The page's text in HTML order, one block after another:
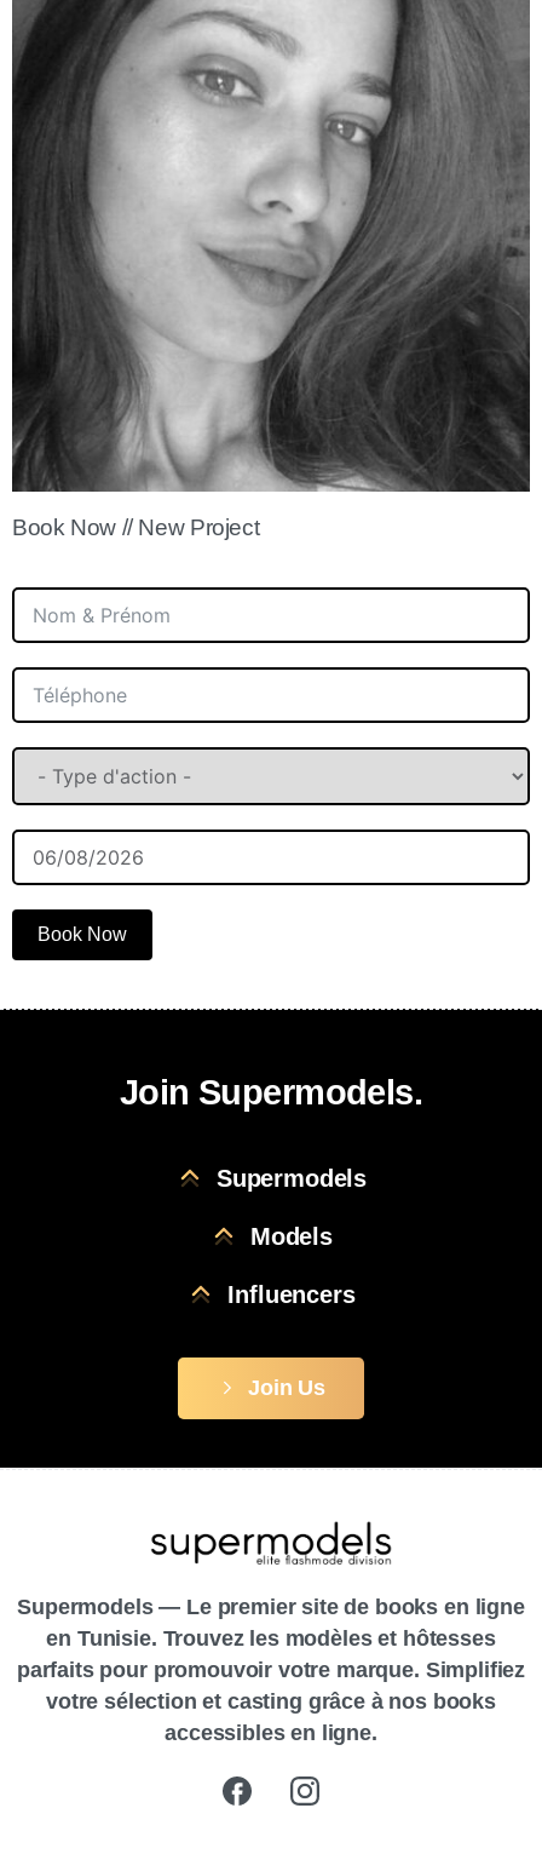
Book Now // New Project
Book Now
Join Supermodels.
Supermodels
Models
Influencers
Join Us
Supermodels — Le premier site de books en ligne
en Tunisie. Trouvez les modèles et hôtesses
parfaits pour promouvoir votre marque. Simplifiez
votre sélection et casting grâce à nos books
accessibles en ligne.